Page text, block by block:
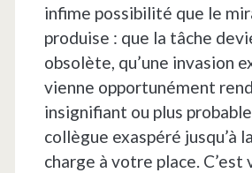
infime possibilité que le
produise : que la tâche
obsolète, qu’une invasion
vienne opportunément
insignifiant ou plus
collègue exaspéré jusqu’à
charge à votre place. C’est